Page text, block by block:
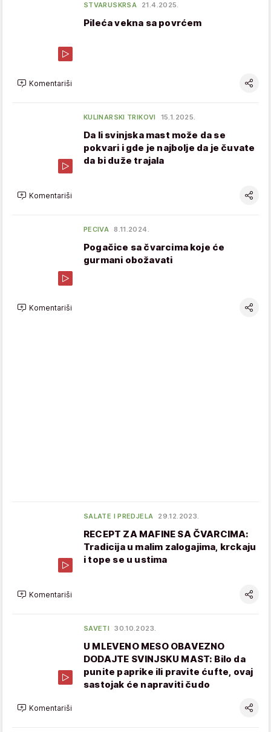
STVARUSKRSA 21.4.2025.
Pileća vekna sa povrćem
Komentariši
KULINARSKI TRIKOVI 15.1.2025.
Da li svinjska mast može da se
pokvari i gde je najbolje da je čuvate
da bi duže trajala
Komentariši
PECIVA 8.11.2024.
Pogačice sa čvarcima koje će
gurmani obožavati
Komentariši
SALATE I PREDJELA 29.12.2023.
RECEPT ZA MAFINE SA ČVARCIMA:
Tradicija u malim zalogajima, krckaju
i tope se u ustima
Komentariši
SAVETI 30.10.2023.
U MLEVENO MESO OBAVEZNO
DODAJTE SVINJSKU MAST: Bilo da
punite paprike ili pravite ćufte, ovaj
sastojak će napraviti čudo
Komentariši